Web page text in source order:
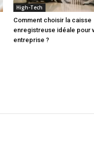
High-Tech
Comment choisir la caisse
enregistreuse idéale pour
entreprise ?